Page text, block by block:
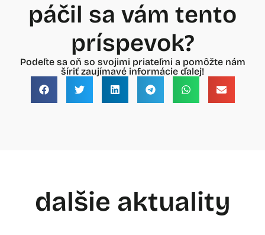
páčil sa vám tento
príspevok?
Podeľte sa oň so svojimi priateľmi a pomôžte nám
šíriť zaujímavé informácie ďalej!
dalšie aktuality